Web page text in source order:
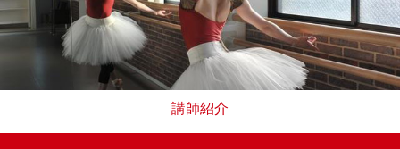
講師紹介